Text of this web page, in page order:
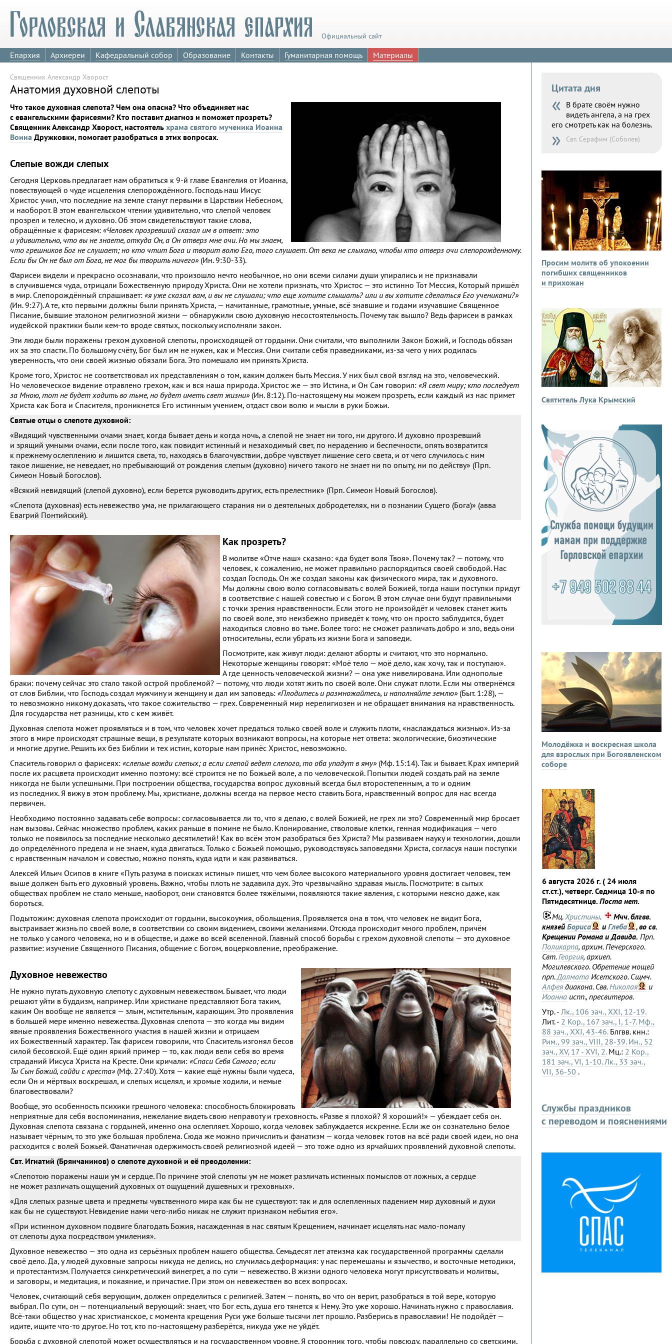
Официальный сайт
Епархия Архиереи Кафедральный собор Образование Контакты Гуманитарная помощь Материалы
Священник Александр Хворост
Анатомия духовной слепоты
Что такое духовная слепота? Чем она опасна? Что объединяет нас
с евангельскими фарисеями? Кто поставит диагноз и поможет прозреть?
Священник Александр Хворост, настоятель храма святого мученика Иоанна
Воина Дружковки, помогает разобраться в этих вопросах.
Слепые вожди слепых
Сегодня Церковь предлагает нам обратиться к 9-й главе Евангелия от Иоанна,
повествующей о чуде исцеления слепорождённого. Господь наш Иисус
Христос учил, что последние на земле станут первыми в Царствии Небесном,
и наоборот. В этом евангельском чтении удивительно, что слепой человек
прозрел и телесно, и духовно. Об этом свидетельствуют такие слова,
обращённые к фарисеям: «Человек прозревший сказал им в ответ: это
и удивительно, что вы не знаете, откуда Он, а Он отверз мне очи. Но мы знаем,
что грешников Бог не слушает; но кто чтит Бога и творит волю Его, того слушает. От века не слыхано, чтобы кто отверз очи слепорожденному.
Если бы Он не был от Бога, не мог бы творить ничего»(Ин. 9:30-33).
Фарисеи видели и прекрасно осознавали, что произошло нечто необычное, но они всеми силами души упирались и не признавали
в случившемся чуда, отрицали Божественную природу Христа. Они не хотели признать, что Христос — это истинно Тот Мессия, Который пришёл
в мир. Слепорождённый спрашивает: «я уже сказал вам, и вы не слушали; что еще хотите слышать? или и вы хотите сделаться Его учениками?»
(Ин. 9:27). А те, кто первыми должны были принять Христа, — начитанные, грамотные, умные, всё знавшие и годами изучавшие Священное
Писание, бывшие эталоном религиозной жизни — обнаружили свою духовную несостоятельность. Почему так вышло? Ведь фарисеи в рамках
иудейской практики были кем-то вроде святых, поскольку исполняли закон.
Эти люди были поражены грехом духовной слепоты, происходящей от гордыни. Они считали, что выполнили Закон Божий, и Господь обязан
их за это спасти. По большому счёту, Бог был им не нужен, как и Мессия. Они считали себя праведниками, из-за чего у них родилась
уверенность, что они своей жизнью обязали Бога. Это помешало им принять Христа.
Кроме того, Христос не соответствовал их представлениям о том, каким должен быть Мессия. У них был свой взгляд на это, человеческий.
Но человеческое видение отравлено грехом, как и вся наша природа. Христос же — это Истина, и Он Сам говорил: «Я свет миру; кто последует
за Мною, тот не будет ходить во тьме, но будет иметь свет жизни»(Ин. 8:12). По-настоящему мы можем прозреть, если каждый из нас примет
Христа как Бога и Спасителя, проникнется Его истинным учением, отдаст свои волю и мысли в руки Божьи.
Святые отцы о слепоте духовной:
«Видящий чувственными очами знает, когда бывает день и когда ночь, а слепой не знает ни того, ни другого. И духовно прозревший
и зрящий умными очами, если после того, как повидит истинный и незаходимый свет, по нерадению и беспечности, опять возвратится
к прежнему ослеплению и лишится света, то, находясь в благочувствии, добре чувствует лишение сего света, и от чего случилось с ним
такое лишение, не неведает, но пребывающий от рождения слепым (духовно) ничего такого не знает ни по опыту, ни по действу» (Прп.
Симеон Новый Богослов).
«Всякий невидящий (слепой духовно), если берется руководить других, есть прелестник» (Прп. Симеон Новый Богослов).
«Слепота (духовная) есть невежество ума, не прилагающего старания ни о деятельных добродетелях, ни о познании Сущего (Бога)» (авва
Евагрий Понтийский).
Как прозреть?
В молитве «Отче наш» сказано: «да будет воля Твоя». Почему так? — потому, что
человек, к сожалению, не может правильно распорядиться своей свободой. Нас
создал Господь. Он же создал законы как физического мира, так и духовного.
Мы должны свою волю согласовывать с волей Божией, тогда наши поступки придут
в соответствие с нашей совестью и с Богом. В этом случае они будут правильными
с точки зрения нравственности. Если этого не произойдёт и человек станет жить
по своей воле, это неизбежно приведёт к тому, что он просто заблудится, будет
находиться словно во тьме. Более того: не сможет различать добро и зло, ведь они
относительны, если убрать из жизни Бога и заповеди.
Посмотрите, как живут люди: делают аборты и считают, что это нормально.
Некоторые женщины говорят: «Моё тело — моё дело, как хочу, так и поступаю».
А где ценность человеческой жизни? — она уже нивелирована. Или однополые
браки: почему сейчас это стало такой острой проблемой? — потому, что люди хотят жить по своей воле. Они служат плоти. Если мы отвернёмся
от слов Библии, что Господь создал мужчину и женщину и дал им заповедь: «Плодитесь и размножайтесь, и наполняйте землю»(Быт. 1:28), —
то невозможно никому доказать, что такое сожительство — грех. Современный мир нерелигиозен и не обращает внимания на нравственность.
Для государства нет разницы, кто с кем живёт.
Духовная слепота может проявляться и в том, что человек хочет предаться только своей воле и служить плоти, «наслаждаться жизнью». Из-за
этого в мире происходят страшные вещи, в результате которых возникают вопросы, на которые нет ответа: экологические, биоэтические
и многие другие. Решить их без Библии и тех истин, которые нам принёс Христос, невозможно.
Спаситель говорил о фарисеях: «слепые вожди слепых; а если слепой ведет слепого, то оба упадут в яму»(Мф. 15:14). Так и бывает. Крах империй
после их расцвета происходит именно поэтому: всё строится не по Божьей воле, а по человеческой. Попытки людей создать рай на земле
никогда не были успешными. При построении общества, государства вопрос духовный всегда был второстепенным, а то и одним
из последних. Я вижу в этом проблему. Мы, христиане, должны всегда на первое место ставить Бога, нравственный вопрос для нас всегда
первичен.
Необходимо постоянно задавать себе вопросы: согласовывается ли то, что я делаю, с волей Божией, не грех ли это? Современный мир бросает
нам вызовы. Сейчас множество проблем, каких раньше в помине не было. Клонирование, стволовые клетки, генная модификация — чего
только не появилось за последние несколько десятилетий! Как во всём этом разобраться без Христа? Мы развиваем науку и технологии, дошли
до определённого предела и не знаем, куда двигаться. Только с Божьей помощью, руководствуясь заповедями Христа, согласуя наши поступки
с нравственным началом и совестью, можно понять, куда идти и как развиваться.
Алексей Ильич Осипов в книге «Путь разума в поисках истины» пишет, что чем более высокого материального уровня достигает человек, тем
выше должен быть его духовный уровень. Важно, чтобы плоть не задавила дух. Это чрезвычайно здравая мысль. Посмотрите: в сытых
обществах проблем не стало меньше, наоборот, они становятся более тяжёлыми, появляются такие явления, с которыми неясно даже, как
бороться.
Подытожим: духовная слепота происходит от гордыни, высокоумия, обольщения. Проявляется она в том, что человек не видит Бога,
выстраивает жизнь по своей воле, в соответствии со своим видением, своими желаниями. Отсюда происходит много проблем, причём
не только у самого человека, но и в обществе, и даже во всей вселенной. Главный способ борьбы с грехом духовной слепоты — это духовное
развитие: изучение Священного Писания, общение с Богом, воцерковление, преображение.
Духовное невежество
Не нужно путать духовную слепоту с духовным невежеством. Бывает, что люди
решают уйти в буддизм, например. Или христиане представляют Бога таким,
каким Он вообще не является — злым, мстительным, карающим. Это проявления
в большей мере именно невежества. Духовная слепота — это когда мы видим
явные проявления Божественного участия в нашей жизни и отрицаем
их Божественный характер. Так фарисеи говорили, что Спаситель изгонял бесов
силой бесовской. Ещё один яркий пример — то, как люди вели себя во время
страданий Иисуса Христа на Кресте. Они кричали: «Спаси Себя Самого; если
Ты Сын Божий, сойди с креста»(Мф. 27:40). Хотя — какие ещё нужны были чудеса,
если Он и мёртвых воскрешал, и слепых исцелял, и хромые ходили, и немые
благовествовали?
Вообще, это особенность психики грешного человека: способность блокировать
неприятные для себя воспоминания, нежелание видеть свою неправоту и греховность. «Разве я плохой? Я хороший!» — убеждает себя он.
Духовная слепота связана с гордыней, именно она ослепляет. Хорошо, когда человек заблуждается искренне. Если же он сознательно белое
называет чёрным, то это уже большая проблема. Сюда же можно причислить и фанатизм — когда человек готов на всё ради своей идеи, но она
расходится с волей Божьей. Фанатичная одержимость своей религиозной идеей — это тоже одно из ярчайших проявлений духовной слепоты.
Свт. Игнатий (Брянчанинов) о слепоте духовной и её преодолении:
«Слепотою поражены наши ум и сердце. По причине этой слепоты ум не может различать истинных помыслов от ложных, а сердце
не может различать ощущений духовных от ощущений душевных и греховных».
«Для слепых разные цвета и предметы чувственного мира как бы не существуют: так и для ослепленных падением мир духовный и духи
как бы не существуют. Невидение нами чего-либо никак не служит признаком небытия его».
«При истинном духовном подвиге благодать Божия, насажденная в нас святым Крещением, начинает исцелять нас мало-помалу
от слепоты духа посредством умиления».
Духовное невежество — это одна из серьёзных проблем нашего общества. Семьдесят лет атеизма как государственной программы сделали
своё дело. Да, у людей духовные запросы никуда не делись, но случилась деформация: у нас перемешаны и язычество, и восточные методики,
и протестантизм. Получается синкретический винегрет, а по сути — невежество. В жизни одного человека могут присутствовать и молитвы,
и заговоры, и медитация, и покаяние, и причастие. При этом он невежествен во всех вопросах.
Человек, считающий себя верующим, должен определиться с религией. Затем — понять, во что он верит, разобраться в той вере, которую
выбрал. По сути, он — потенциальный верующий: знает, что Бог есть, душа его тянется к Нему. Это уже хорошо. Начинать нужно с православия.
Всё-таки общество у нас христианское, с момента крещения Руси уже больше тысячи лет прошло. Разберись в православии! Не подойдёт —
идите, ищите что-то другое. Но тот, кто по-настоящему разберётся, никуда уже не уйдёт.
Борьба с духовной слепотой может осуществляться и на государственном уровне. Я сторонник того, чтобы повсюду, параллельно со светскими,
Цитата дня
« В брате своём нужно
видеть ангела, а на грех
его смотреть как на болезнь.
» Свт. Серафим (Соболев)
Просим молитв об упокоении
погибших священников
и прихожан
Святитель Лука Крымский
Молодёжка и воскресная школа
для взрослых при Богоявленском
соборе
6 августа 2026 г. ( 24 июля
ст.ст.), четверг. Седмица 10-я по
Пятидесятнице.Поста нет.
Мц.Христины.
Мчч. блгвв.
князейБориса иГлеба
, во св.
Крещении Романа и Давида. Прп.
Поликарпа, архим. Печерского.
Свт.Георгия, архиеп.
Могилевского. Обретение мощей
прп.Далмата Исетского. Сщмч.
Алфея диакона. Свв.Николая
и
Иоанна испп., пресвитеров.
Утр. - Лк., 106 зач., XXI, 12-19.
Лит. - 2 Кор., 167 зач., I, 1-7. Мф.,
88 зач., XXI, 43-46.Блгвв. кнн.:
Рим., 99 зач., VIII, 28-39. Ин., 52
зач., XV, 17 - XVI, 2.Мц.: 2 Кор.,
181 зач., VI, 1-10. Лк., 33 зач.,
VII, 36-50 .
Службы праздников
с переводом и пояснениями